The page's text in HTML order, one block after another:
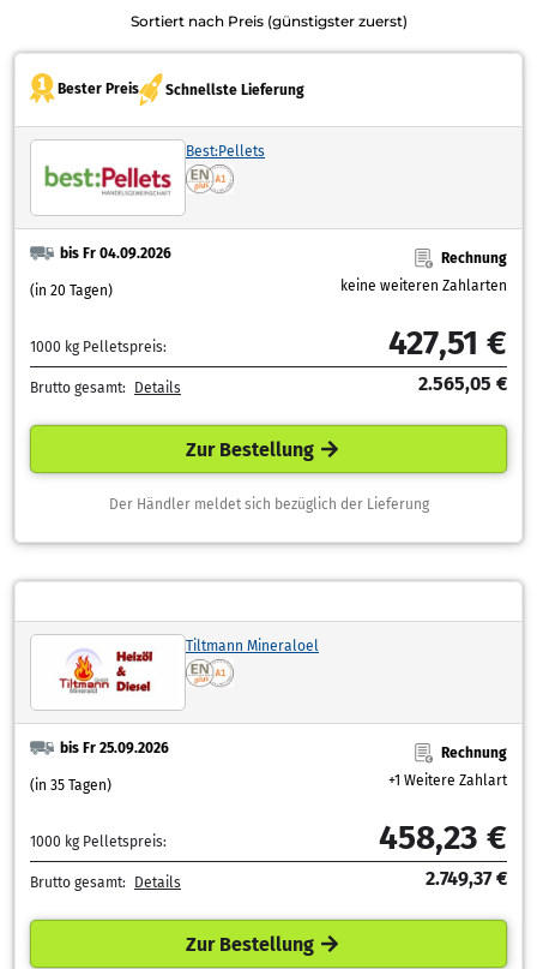
Sortiert nach Preis (günstigster zuerst)
Bester Preis Schnellste Lieferung
Best:Pellets
bis Fr 04.09.2026
(in 20 Tagen)
Rechnung
keine weiteren Zahlarten
1000 kg Pelletspreis: 427,51 €
Brutto gesamt: Details 2.565,05 €
Zur Bestellung
Der Händler meldet sich bezüglich der Lieferung
Tiltmann Mineraloel
bis Fr 25.09.2026
(in 35 Tagen)
Rechnung
+1 Weitere Zahlart
1000 kg Pelletspreis: 458,23 €
Brutto gesamt: Details 2.749,37 €
Zur Bestellung